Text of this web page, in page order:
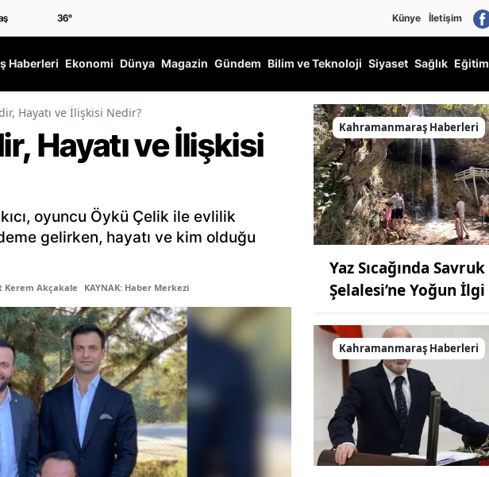
36° Künye İletişim
Haberleri Ekonomi Dünya Magazin Gündem Bilim ve Teknoloji Siyaset Sağlık Eğitim
Hayatı ve İlişkisi Nedir?
Hayatı ve İlişkisi
oyuncu Öykü Çelik ile evlilik
gelirken, hayatı ve kim olduğu
Kerem Akçakale KAYNAK: Haber Merkezi
Kahramanmaraş Haberleri
Yaz Sıcağında Savruk
Şelalesi’ne Yoğun İlgi
Kahramanmaraş Haberleri